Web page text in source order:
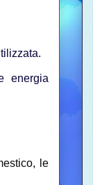
energia
le